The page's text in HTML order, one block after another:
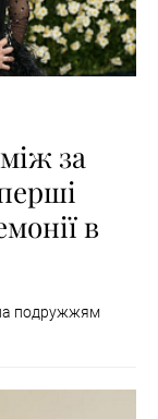
за
в
подружжям